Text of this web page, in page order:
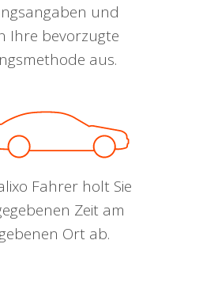
und
Ihre bevorzugte
aus.
Fahrer holt Sie
Zeit am
Ort ab.